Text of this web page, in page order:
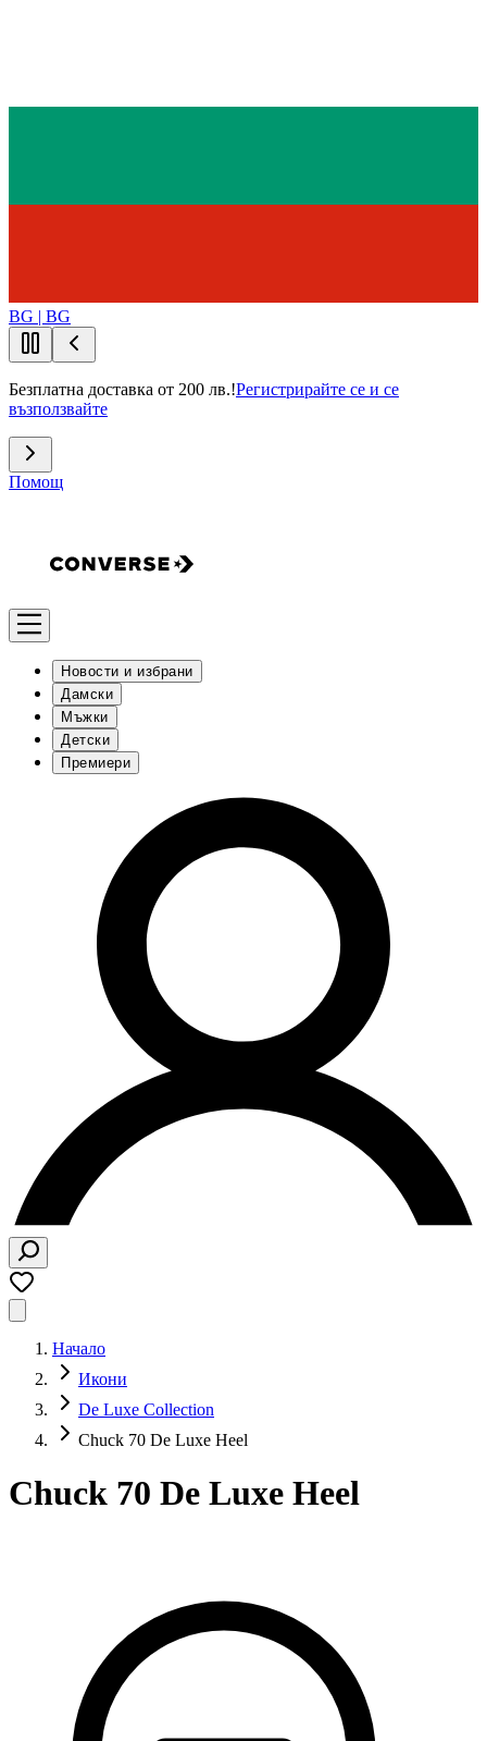
BG | BG
Безплатна доставка от 200 лв.!Регистрирайте се и се
възползвайте
Помощ
Новости и избрани
Дамски
Мъжки
Детски
Премиери
Начало
Икони
De Luxe Collection
Chuck 70 De Luxe Heel
Chuck 70 De Luxe Heel